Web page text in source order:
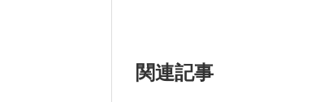
関連記事